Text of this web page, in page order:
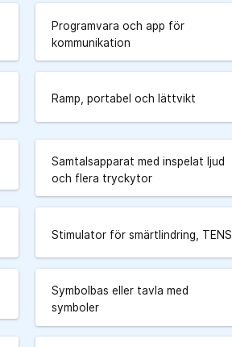
Programvara och app för
kommunikation
Ramp, portabel och lättvikt
Samtalsapparat med inspelat ljud
och flera tryckytor
Stimulator för smärtlindring, TENS
Symbolbas eller tavla med
symboler